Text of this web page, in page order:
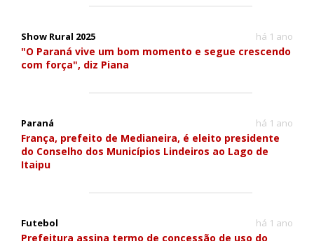
Show Rural 2025 há 1 ano
"O Paraná vive um bom momento e segue crescendo
com força", diz Piana
Paraná há 1 ano
França, prefeito de Medianeira, é eleito presidente
do Conselho dos Municípios Lindeiros ao Lago de
Itaipu
Futebol há 1 ano
Prefeitura assina termo de concessão de uso do